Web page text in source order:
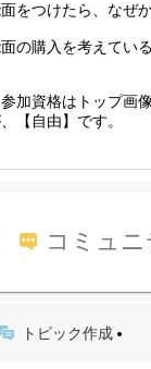
をつけたら、なぜ
の購入を考えてい
加資格はトップ画
【自由】です。
コミュ
トピック作成